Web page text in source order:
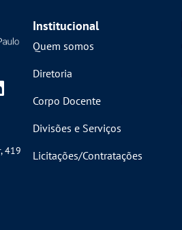
419
Institucional
Quem somos
Diretoria
Corpo Docente
Divisões e Serviços
Licitações/Contratações